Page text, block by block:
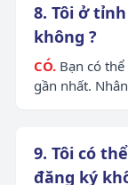
8. Tôi ở
không ?
CÓ.Bạn có thể
gần nhất.
9. Tôi có
đăng ký